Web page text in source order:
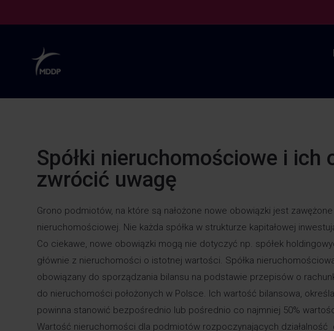
Spółki nieruchomościowe i
zwrócić uwagę
Grono podmiotów, na które są nałożone nowe obowiązki jest
nieruchomościowej. Nie każda spółka w strukturze kapitałowej
Co ciekawe, nowe obowiązki mogą nie dotyczyć np. spółek
głównie z nieruchomości o istotnej wartości. Spółka
obowiązany do sporządzania bilansu na podstawie przepisów o
do nieruchomości położonych w Polsce. Ich wartość bilansowa,
powinna stanowić bezpośrednio lub pośrednio co najmniej 50%
Wartość nieruchomości dla podmiotów rozpoczynających działalność